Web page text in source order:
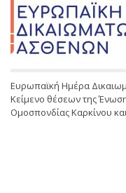
Ευρωπαϊκή Ημέρα
Κείμενο θέσεων της
Ομοσπονδίας Καρκίνου